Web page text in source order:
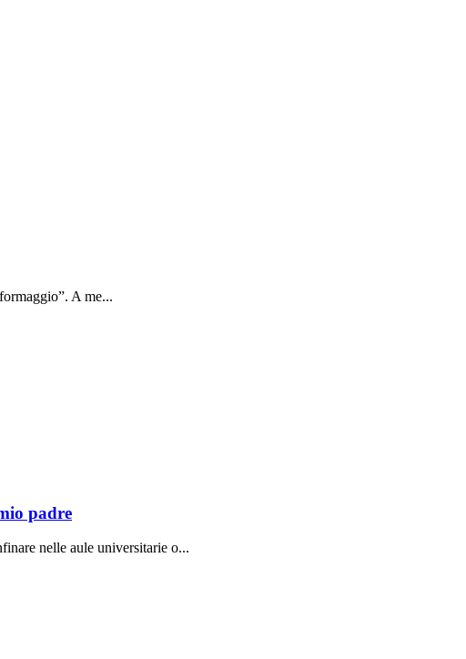
A me...
padre
nelle aule universitarie o...